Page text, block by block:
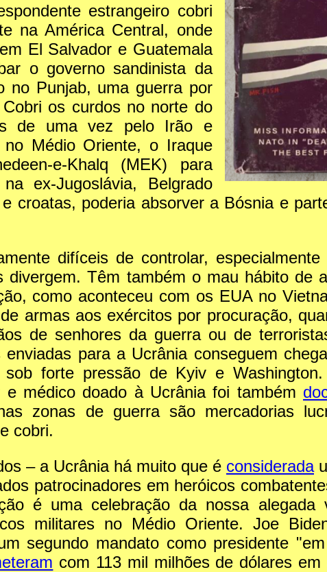
estrangeiro cobri
na América Central, onde
El Salvador e Guatemala
o governo sandinista da
no Punjab, uma guerra por
os curdos no norte do
de uma vez pelo Irão e
Médio Oriente, o Iraque
e-Khalq (MEK) para
ex-Jugoslávia, Belgrado
croatas, poderia absorver a Bósnia e
difíceis de controlar,
Têm também o mau hábito de
como aconteceu com os EUA no
armas aos exércitos por procuração,
de senhores da guerra ou de
para a Ucrânia conseguem
forte pressão de Kyiv e
médico doado à Ucrânia foi também
zonas de guerra são mercadorias
cobri.
– a Ucrânia há muito que é considerada
patrocinadores em heróicos
é uma celebração da nossa alegada
militares no Médio Oriente. Joe
segundo mandato como presidente
com 113 mil milhões de dólares